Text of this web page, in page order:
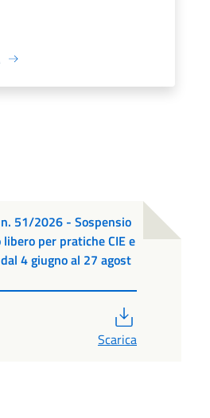
51/2026 - Sospensio
libero per pratiche CIE e
4 giugno al 27 agost
Scarica